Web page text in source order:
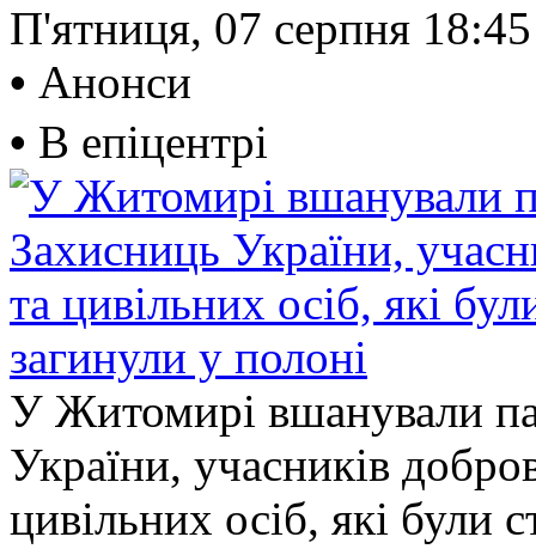
П'ятниця, 07 серпня 18:45
• Анонси
• В епіцентрі
У Житомирі вшанували
України, учасників
цивільних осіб, які були